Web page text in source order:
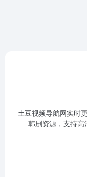
土豆视频导航网实时
韩剧资源，支持高